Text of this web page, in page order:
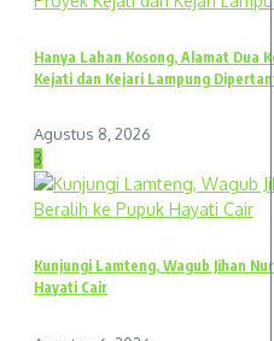
Hanya Lahan Kosong, Alamat Dua
Kejati dan Kejari Lampung
Agustus 8, 2026
3
Kunjungi Lamteng, Wagub Jihan
Hayati Cair